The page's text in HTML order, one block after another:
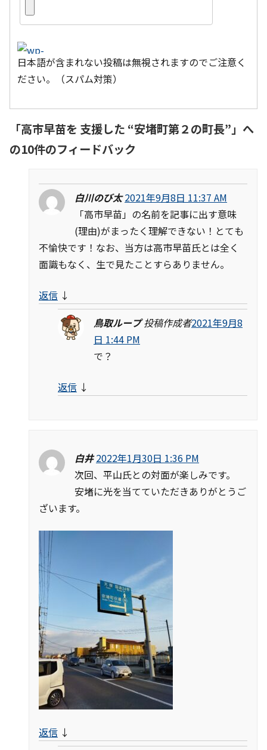
日本語が含まれない投稿は無視されますのでご注意く
ださい。（スパム対策）
「高市早苗を 支援した “安堵町第２の町長”」へ
の10件のフィードバック
白川のび太 2021年9月8日 11:37 AM
「高市早苗」の名前を記事に出す意味
(理由)がまったく理解できない！とても
不愉快です！なお、当方は高市早苗氏とは全く
面識もなく、生で見たことすらありません。
返信 ↓
鳥取ループ 投稿作成者2021年9月8
日 1:44 PM
で？
返信 ↓
白井 2022年1月30日 1:36 PM
次回、平山氏との対面が楽しみです。
安堵に光を当てていただきありがとうご
ざいます。
返信 ↓